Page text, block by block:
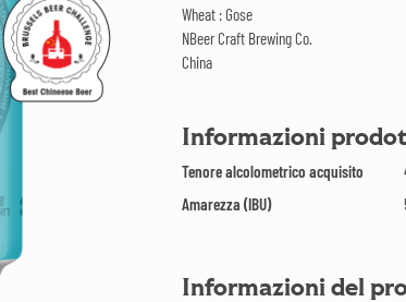
Wheat : Gose
NBeer Craft Brewing Co.
China
Informazioni
Tenore alcolometrico acquisito
Amarezza (IBU)
Informazioni del